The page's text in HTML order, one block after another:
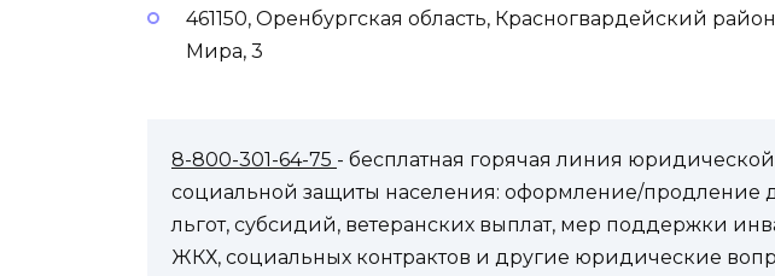
461150, Оренбургская область, Красногвардейский
Мира, 3
8-800-301-64-75 - бесплатная горячая линия
социальной защиты населения: оформление/продление
льгот, субсидий, ветеранских выплат, мер поддержки
ЖКХ, социальных контрактов и другие юридические